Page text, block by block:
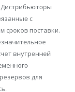
Дистрибьюторы
с
сроков поставки.
внутренней
для